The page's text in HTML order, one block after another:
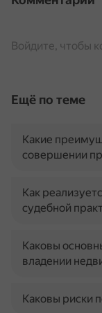
Войдите, чтобы
Ещё по теме
Какие
совершении
Как
судебной
Каковы
владении
Каковы риски